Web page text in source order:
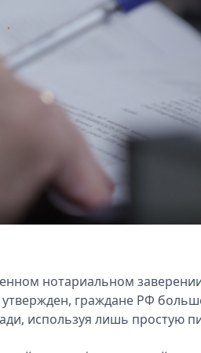
нотариальном
граждане РФ
используя лишь простую